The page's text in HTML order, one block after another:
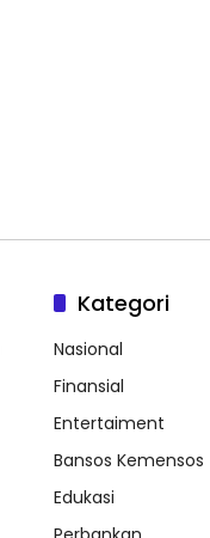
Kategori
Nasional
Finansial
Entertaiment
Bansos Kemensos
Edukasi